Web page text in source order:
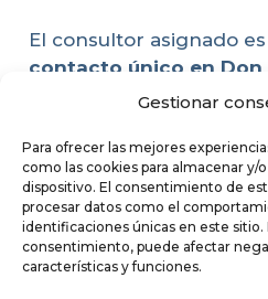
Gestionar
Para ofrecer las mejores
como las cookies para almacenar y/
dispositivo. El consentimiento de
procesar datos como el
identificaciones únicas en este
consentimiento, puede afectar
características y funciones.
El consultor asignado es
contacto único en Don
de Badajoz,
diseño con sus
Garantiza que la web
unaherramienta
Beneficios